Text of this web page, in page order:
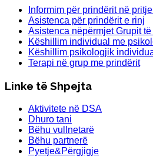
Informim për prindërit në
Asistenca për prindërit e rinj
Asistenca nëpërmjet Grupit
Këshillim individual me
Këshillim psikologjik
Terapi në grup me prindërit
Linke të Shpejta
Aktivitete në DSA
Dhuro tani
Bëhu vullnetarë
Bëhu partnerë
Pyetje&Përgjigje